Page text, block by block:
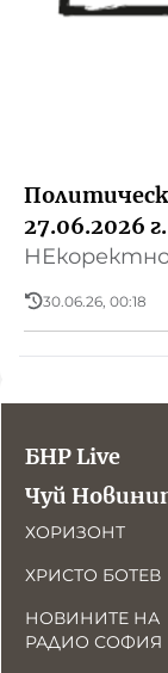
27.06.2026 г.
30.06.26, 00:18
БНР Live
Чуй
ХОРИЗОНТ
ХРИСТО БОТЕВ
НОВИНИТЕ НА
РАДИО СОФИЯ